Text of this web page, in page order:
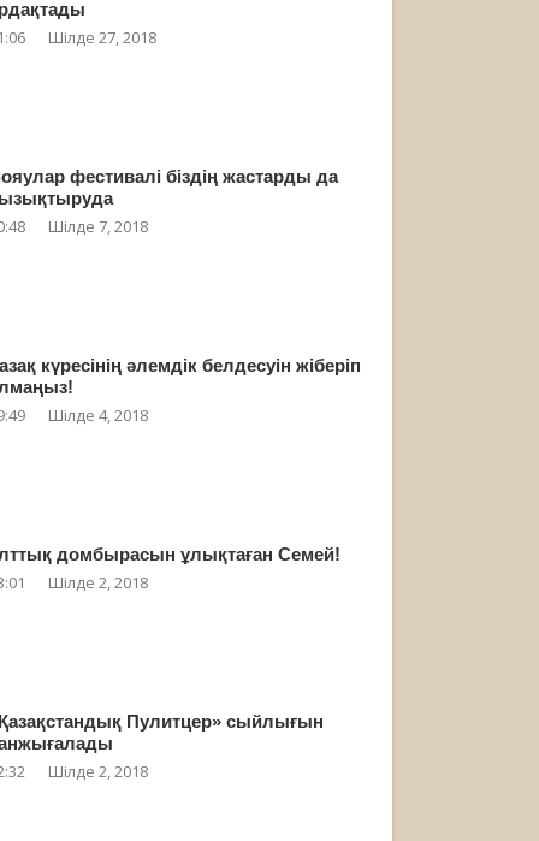
Шілде 27, 2018
фестивалі біздің жастарды да
Шілде 7, 2018
күресінің әлемдік белдесуін жіберіп
Шілде 4, 2018
домбырасын ұлықтаған Семей!
Шілде 2, 2018
Пулитцер» сыйлығын
Шілде 2, 2018